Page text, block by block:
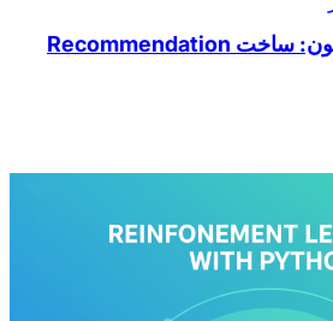
توصیه‌گر هوشمند با پایتون: ساخت Recommendation